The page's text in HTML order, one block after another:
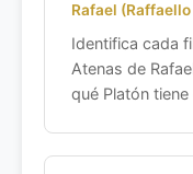
Rafael
Identifica cada
Atenas de
qué Platón tiene